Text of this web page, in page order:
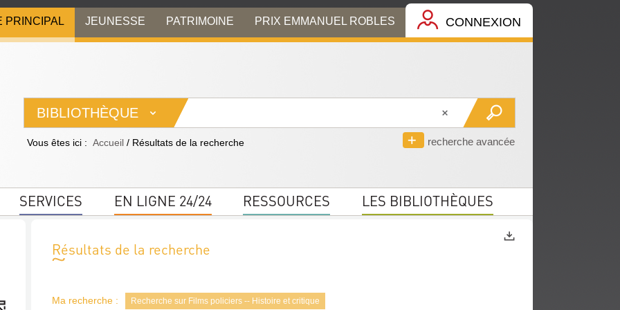
PRINCIPAL JEUNESSE PATRIMOINE PRIX EMMANUEL ROBLES CONNEXION
BIBLIOTHÈQUE
recherche avancée
Vous êtes ici : Accueil / Résultats de la recherche
SERVICES EN LIGNE 24/24 RESSOURCES LES BIBLIOTHÈQUES
Résultats de la recherche
Ma recherche : Recherche sur Films policiers -- Histoire et critique